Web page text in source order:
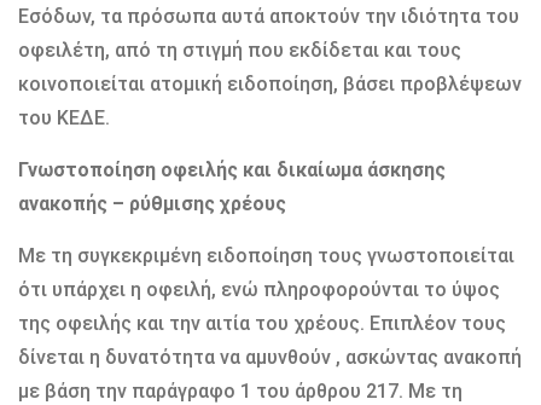
Εσόδων, τα πρόσωπα αυτά αποκτούν την ιδιότητα του
οφειλέτη, από τη στιγμή που εκδίδεται και τους
κοινοποιείται ατομική ειδοποίηση, βάσει προβλέψεων
του ΚΕΔΕ.
Γνωστοποίηση οφειλής και δικαίωμα άσκησης
ανακοπής – ρύθμισης χρέους
Με τη συγκεκριμένη ειδοποίηση τους γνωστοποιείται
ότι υπάρχει η οφειλή, ενώ πληροφορούνται το ύψος
της οφειλής και την αιτία του χρέους. Επιπλέον τους
δίνεται η δυνατότητα να αμυνθούν , ασκώντας ανακοπή
με βάση την παράγραφο 1 του άρθρου 217. Με τη